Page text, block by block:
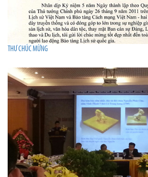
THƯ CHÚC MỪNG